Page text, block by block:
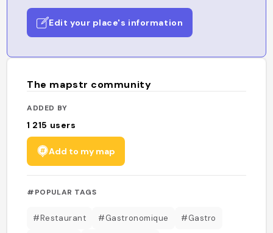
Edit your place's information
The mapstr community
ADDED BY
1 215 users
Add to my map
#POPULAR TAGS
#Restaurant #Gastronomique #Gastro